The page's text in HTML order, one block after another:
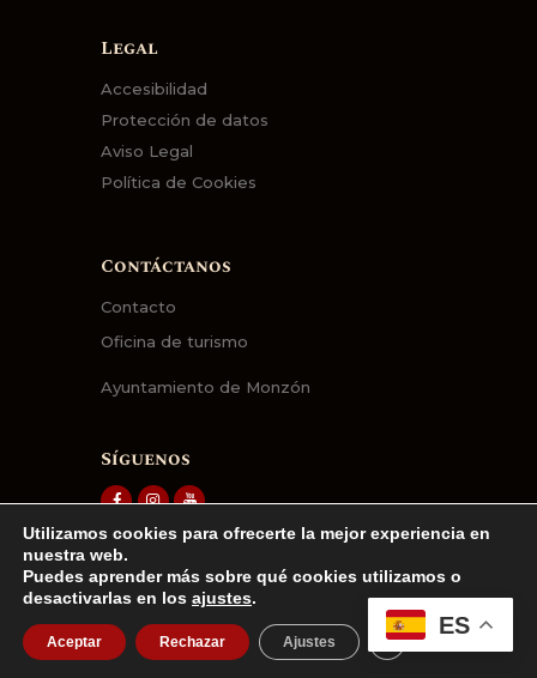
Legal
Accesibilidad
Protección de datos
Aviso Legal
Política de Cookies
Contáctanos
Contacto
Oficina de turismo
Ayuntamiento de Monzón
Síguenos
© 2026. Todos los
derechos reservados.
ES
Utilizamos cookies para ofrecerte la mejor experiencia en
nuestra web.
Puedes aprender más sobre qué cookies utilizamos o
desactivarlas en los ajustes.
Aceptar Rechazar Ajustes CERRAR EL